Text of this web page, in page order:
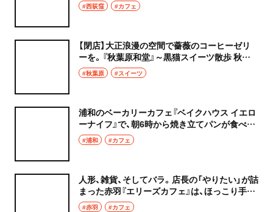
#西荻窪 #カフェ
【閉店】大正浪漫の空間で薔薇のコーヒーゼリ
ーを。『秋葉原和堂』～黒猫スイーツ散歩 秋葉
原編⑥～
#秋葉原 #スイーツ
浦和のベーカリーカフェ『ベイクハウス イエロ
ーナイフ』で、朝6時から焼き立てパンが食べら
れる幸せを
#浦和 #カフェ
人形、雑貨、そしてバラ。店長の「やりたい」が詰
まった赤羽『エリーズカフェ』は、ほっこり手作
りのおもちゃ箱
#赤羽 #カフェ